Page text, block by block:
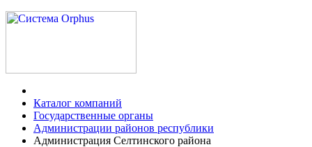
Каталог компаний
Государственные органы
Администрации районов республики
Администрация Селтинского района